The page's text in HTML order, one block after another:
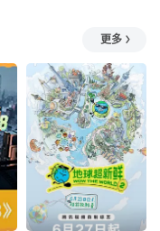
更多